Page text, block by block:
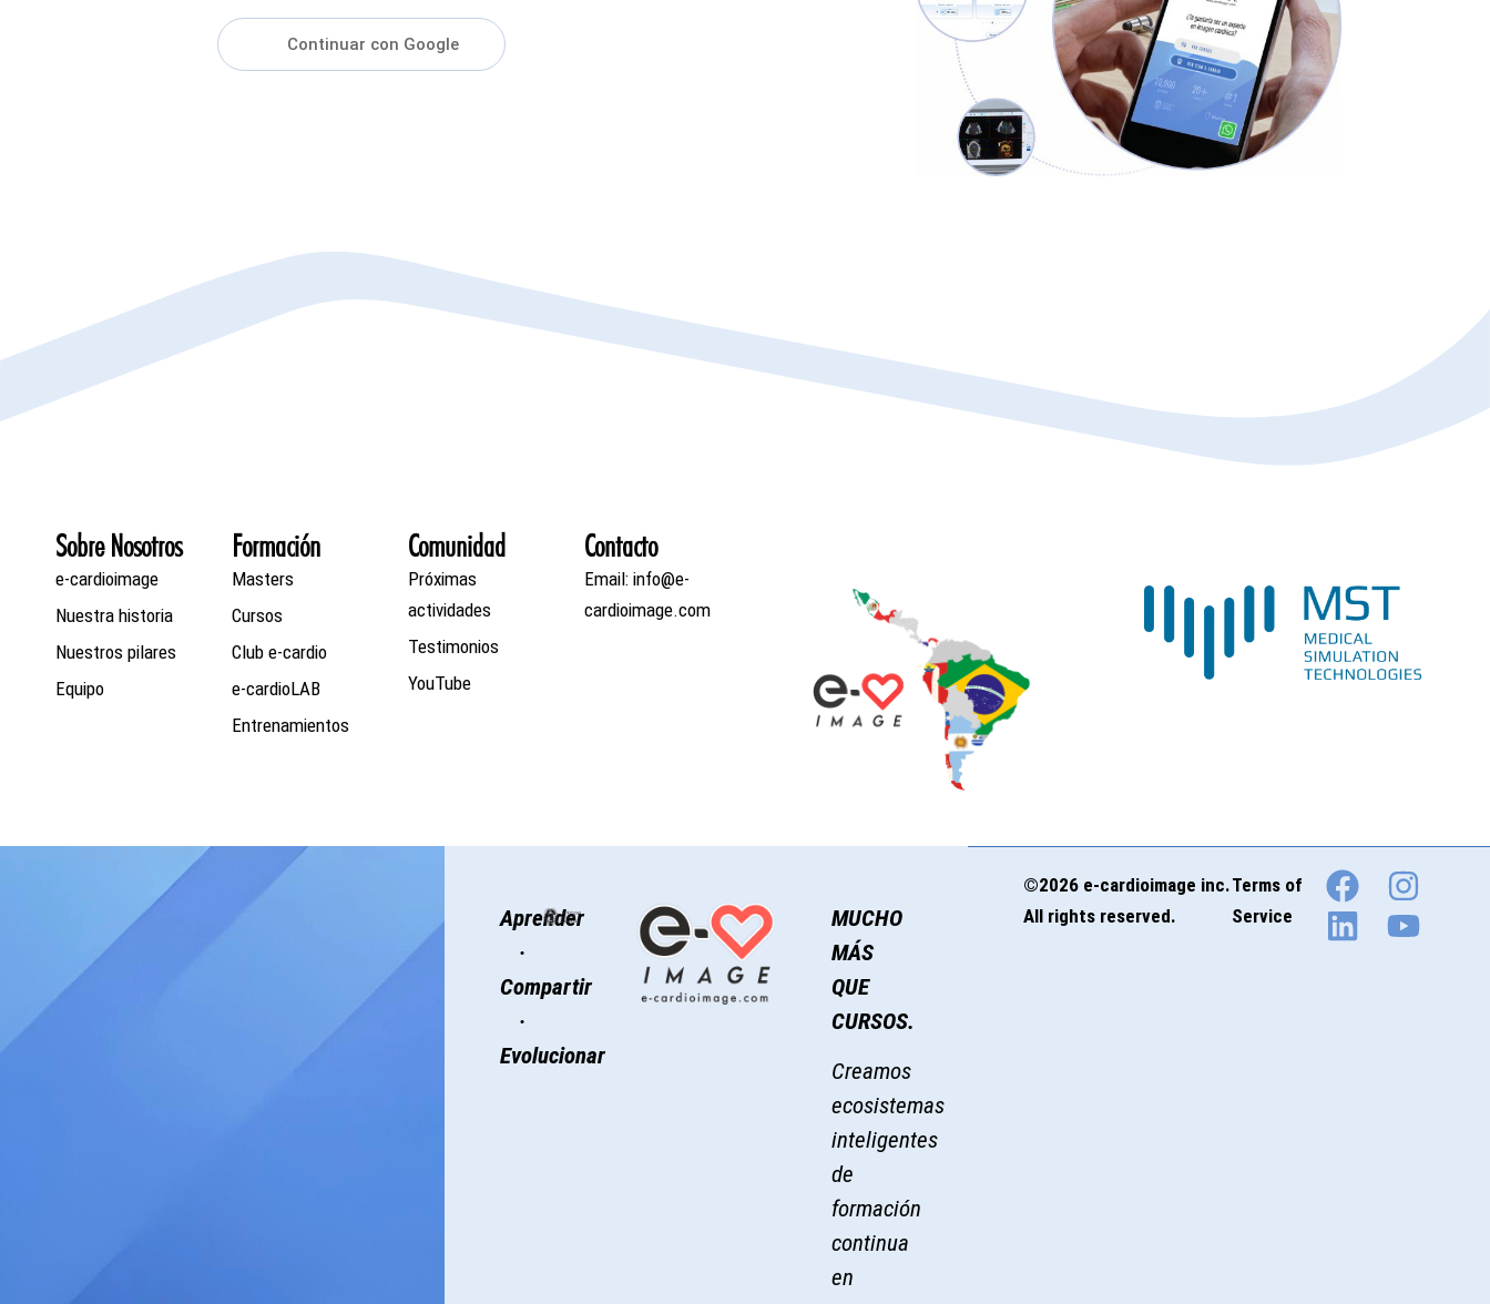
Sobre Nosotros
e-cardioimage
Nuestra historia
Nuestros pilares
Equipo
Formación
Masters
Cursos
Club e-cardio
e-cardioLAB
Entrenamientos
Comunidad
Próximas
actividades
Testimonios
YouTube
Contacto
Email: info@e-
cardioimage.com
Aprender
·
Compartir
·
Evolucionar
MUCHO
MÁS
QUE
CURSOS.
Creamos
ecosistemas
inteligentes
de
formación
continua
en
©2026 e-cardioimage inc.
All rights reserved.
Terms of
Service